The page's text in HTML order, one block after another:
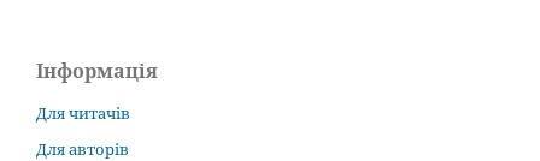
Інформація
Для читачів
Для авторів